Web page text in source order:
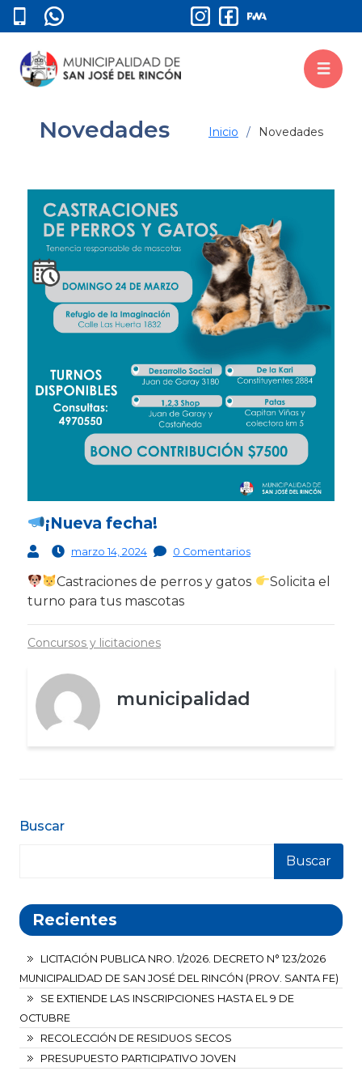
Buscar
Buscar
Recientes
LICITACIÓN PUBLICA NRO. 1/2026. DECRETO N° 123/2026
MUNICIPALIDAD DE SAN JOSÉ DEL RINCÓN (PROV. SANTA FE)
SE EXTIENDE LAS INSCRIPCIONES HASTA EL 9 DE
OCTUBRE
RECOLECCIÓN DE RESIDUOS SECOS
PRESUPUESTO PARTICIPATIVO JOVEN
Novedades Inicio Novedades
¡Nueva fecha!
marzo 14, 2024 0 Comentarios
Castraciones de perros y gatos
Solicita el
turno para tus mascotas
Concursos y licitaciones
municipalidad